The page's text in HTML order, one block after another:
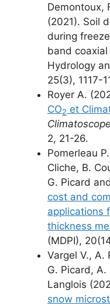
Demontoux,
(2021). Soil
during
band
Hydrology
25(3), 1117-
Royer A.
CO2 et
Climatoscope
2, 21-26.
Pomerleau
Cliche, B.
G. Picard
cost and
applications
thickness
(MDPI),
Vargel V., A.
G. Picard, A.
Langlois
snow